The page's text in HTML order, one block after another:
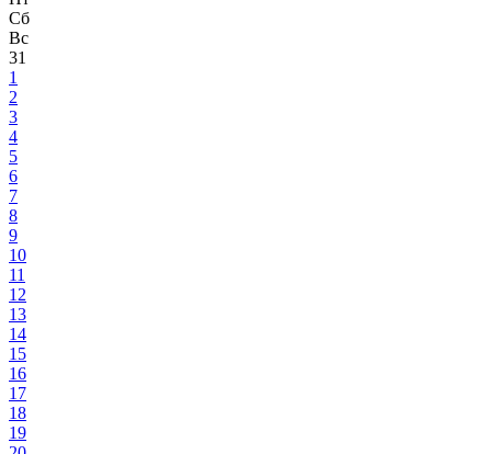
Сб
Вс
31
1
2
3
4
5
6
7
8
9
10
11
12
13
14
15
16
17
18
19